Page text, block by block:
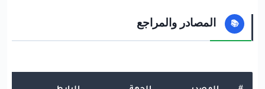
📚 المصادر والمراجع